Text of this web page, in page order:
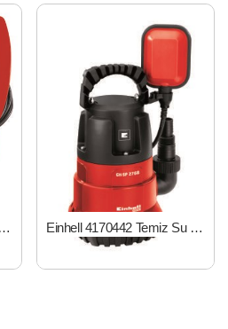
Einhell 4170438 Temiz Su Dalgıç 350 W GE-SP 3546 Einhell 4170442 Temiz Su Dalgıç 270 W GC-SP 2768